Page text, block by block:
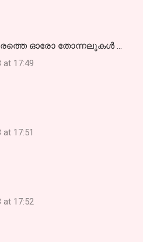
ഓരോ തോന്നലുകള്‍ ...
at 17:49
17:51
at 17:52